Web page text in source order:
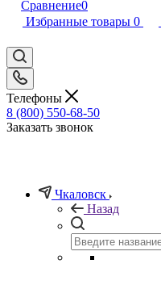
Сравнение0
Избранные товары 0
Телефоны
8 (800) 550-68-50
Заказать звонок
Чкаловск
Назад